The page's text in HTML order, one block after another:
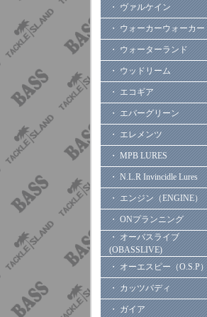
・ ヴァルケイン
・ ウォーカーウォーカー
・ ウォーターランド
・ ウッドリーム
・ エコギア
・ エバーグリーン
・ エレメンツ
・ MPB LURES
・ N.L.R Invincidle Lures
・ エンジン（ENGINE）
・ ONプランニング
・ オーバスライブ
(OBASSLIVE)
・ オーエスピー（O.S.P）
・ カッツバディ
・ ガイア